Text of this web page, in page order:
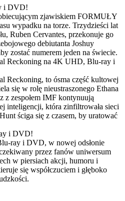
i DVD!
zjawiskiem FORMUŁY
wypadku na torze. Trzydzieści lat
Ruben Cervantes, przekonuje go
debiutanta Joshuy
zostać numerem jeden na świecie.
Reckoning na 4K UHD, Blu-ray i
Reckoning, to ósma część kultowej
się w rolę nieustraszonego Ethana
z zespołem IMF kontynuują
inteligencji, która zinfiltrowała sieci
ściga się z czasem, by uratować
i DVD!
ray i DVD, w nowej odsłonie
przez fanów uniwersum
w piersiach akcji, humoru i
się współczuciem i głęboko